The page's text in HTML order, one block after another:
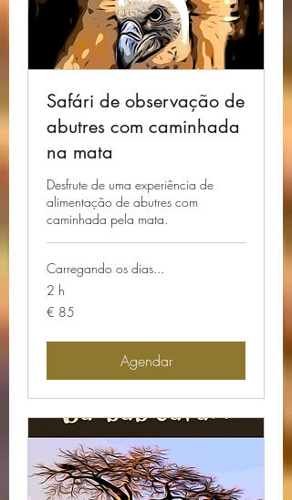
Safári de observação de
abutres com caminhada
na mata
Desfrute de uma experiência de
alimentação de abutres com
caminhada pela mata.
Carregando os dias...
2 h
85
Euros
€ 85
Agendar